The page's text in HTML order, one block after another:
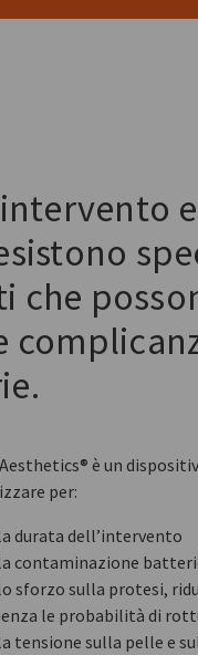
che
è un
per:
durata dell’intervento
contaminazione
sforzo sulla protesi,
le probabilità di
tensione sulla pelle e